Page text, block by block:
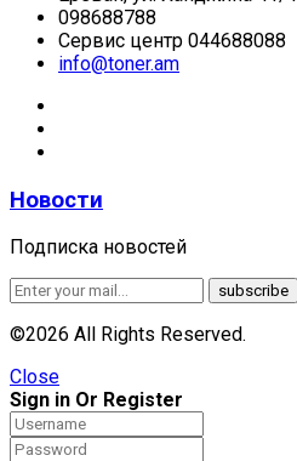
098688788
Сервис центр 044688088
info@toner.am
Новости
Подписка новостей
©2026 All Rights Reserved.
Close
Sign in Or Register